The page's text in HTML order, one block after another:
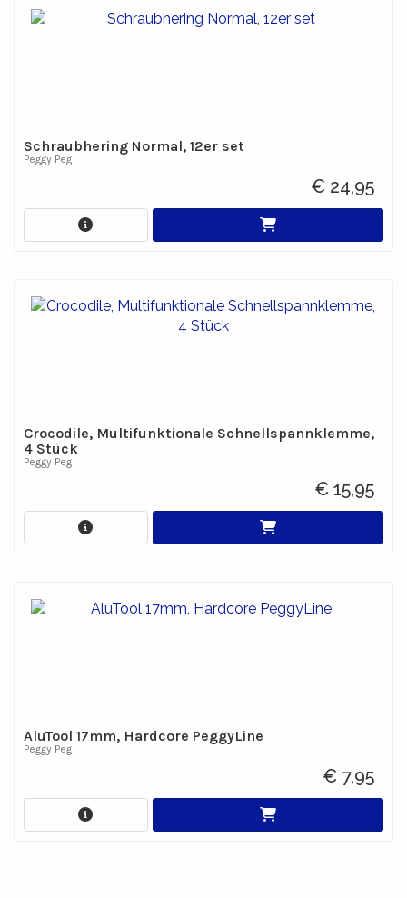
Schraubhering Normal, 12er set
Peggy Peg
€ 24,95
Crocodile, Multifunktionale Schnellspannklemme,
4 Stück
Peggy Peg
€ 15,95
AluTool 17mm, Hardcore PeggyLine
Peggy Peg
€ 7,95